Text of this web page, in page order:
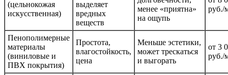
(цельнокожая
искусственная)
выделяет
вредных
веществ
менее «приятна»
на ощупь
руб./
Пенополимерные
материалы
(виниловые и
ПВХ покрытия)
Простота,
влагостойкость,
цена
Меньше эстетики,
может трескаться
и выгорать
от 3
руб./